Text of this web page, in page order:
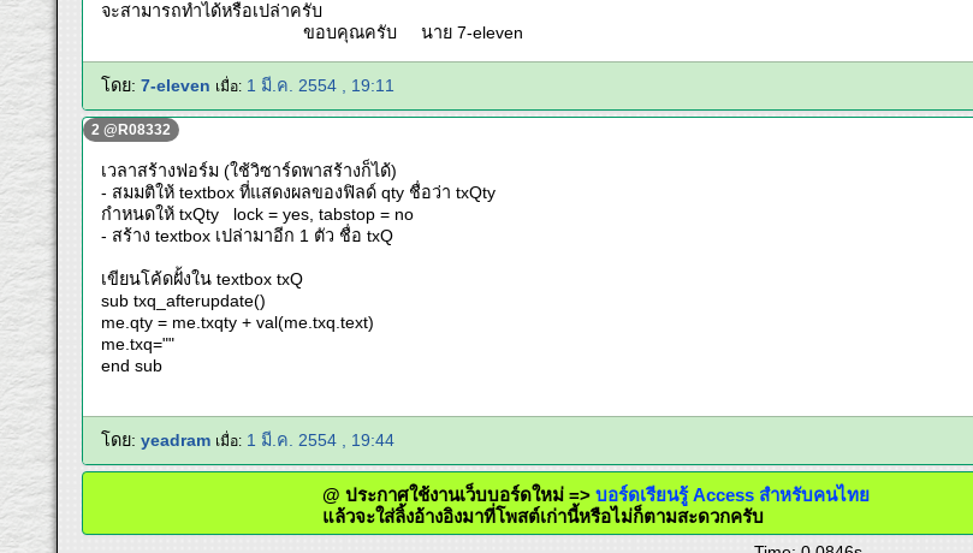
จะสามารถทำได้หรือเปล่าครับ
ขอบคุณครับ นาย 7-eleven
โดย: 7-eleven เมื่อ: 1 มี.ค. 2554 , 19:11
2 @R08332
เวลาสร้างฟอร์ม (ใช้วิซาร์ดพาสร้างก็ได้)
- สมมติให้ textbox ที่แสดงผลของฟิลด์ qty ชื่อว่า txQty
กำหนดให้ txQty lock = yes, tabstop = no
- สร้าง textbox เปล่ามาอีก 1 ตัว ชื่อ txQ
เขียนโค้ดฝั้งใน textbox txQ
sub txq_afterupdate()
me.qty = me.txqty + val(me.txq.text)
me.txq=""
end sub
โดย: yeadram เมื่อ: 1 มี.ค. 2554 , 19:44
@ ประกาศใช้งานเว็บบอร์ดใหม่ =>บอร์ดเรียนรู้ Access สำหรับคนไทย
แล้วจะใส่ลิ้งอ้างอิงมาที่โพสต์เก่านี้หรือไม่ก็ตามสะดวกครับ